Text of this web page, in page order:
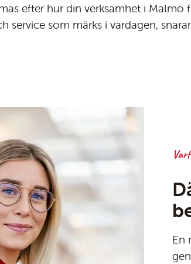
efter hur din verksamhet i Malmö
service som märks i vardagen,
En